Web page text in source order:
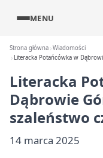
MENU
Strona główna Wiadomości
Literacka Potańcówka w
Literacka
Dąbrowie
szaleństwo
14 marca 2025